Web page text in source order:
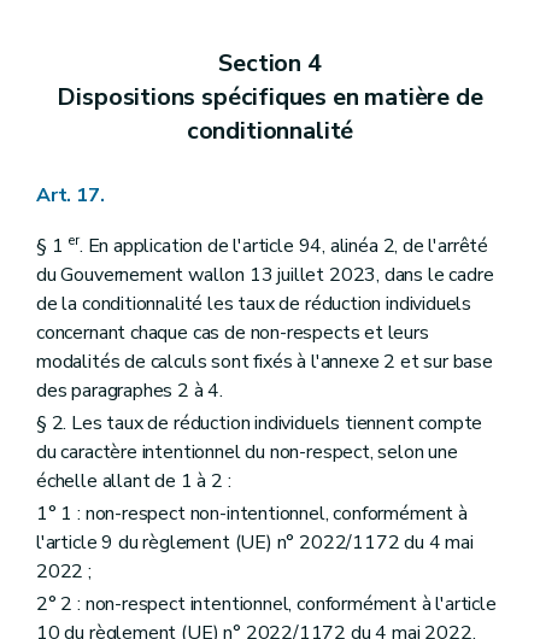
Section 4
Dispositions spécifiques en matière de
conditionnalité
Art. 17.
§ 1 er. En application de l'article 94, alinéa 2, de l'arrêté
du Gouvernement wallon 13 juillet 2023, dans le cadre
de la conditionnalité les taux de réduction individuels
concernant chaque cas de non-respects et leurs
modalités de calculs sont fixés à l'annexe 2 et sur base
des paragraphes 2 à 4.
§ 2. Les taux de réduction individuels tiennent compte
du caractère intentionnel du non-respect, selon une
échelle allant de 1 à 2 :
1° 1 : non-respect non-intentionnel, conformément à
l'article 9 du règlement (UE) n° 2022/1172 du 4 mai
2022 ;
2° 2 : non-respect intentionnel, conformément à l'article
10 du règlement (UE) n° 2022/1172 du 4 mai 2022.